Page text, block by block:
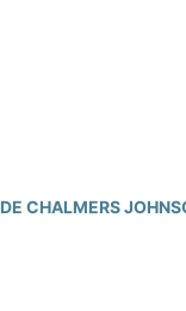
CHALMERS